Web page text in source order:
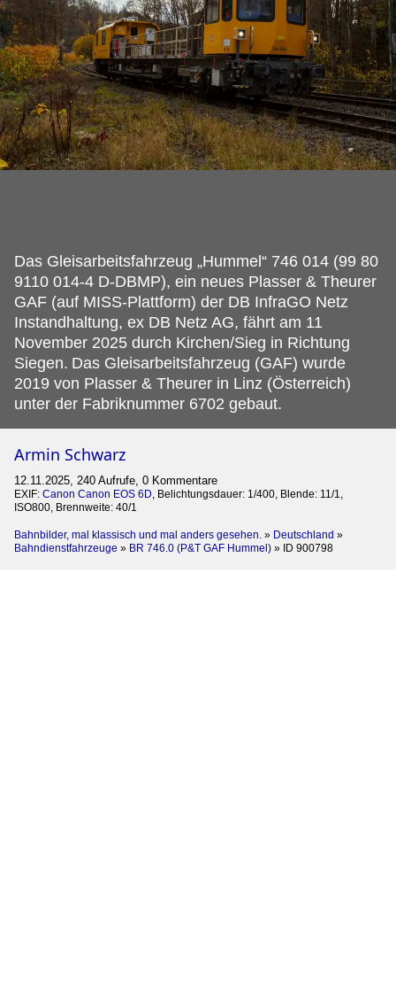
Das Gleisarbeitsfahrzeug „Hummel“ 746 014 (99 80
9110 014-4 D-DBMP), ein neues Plasser & Theurer
GAF (auf MISS-Plattform) der DB InfraGO Netz
Instandhaltung, ex DB Netz AG, fährt am 11
November 2025 durch Kirchen/Sieg in Richtung
Siegen. Das Gleisarbeitsfahrzeug (GAF) wurde
2019 von Plasser & Theurer in Linz (Österreich)
unter der Fabriknummer 6702 gebaut.
Armin Schwarz
12.11.2025, 240 Aufrufe, 0 Kommentare
EXIF: Canon Canon EOS 6D, Belichtungsdauer: 1/400, Blende: 11/1,
ISO800, Brennweite: 40/1
Bahnbilder, mal klassisch und mal anders gesehen. » Deutschland »
Bahndienstfahrzeuge » BR 746.0 (P&T GAF Hummel) » ID 900798